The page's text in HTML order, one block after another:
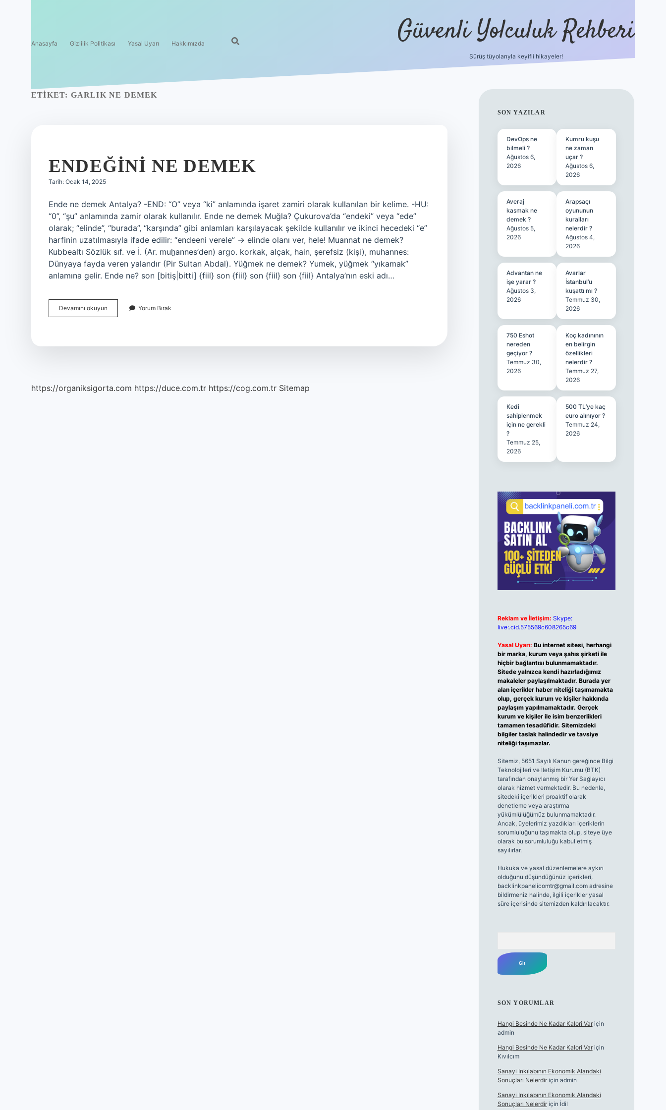
Anasayfa Gizlilik Politikası Yasal Uyarı Hakkımızda Güvenli Yolculuk Rehberi
Sürüş tüyolarıyla keyifli hikayeler!
ETIKET: GARLIK NE DEMEK
ENDEĞINI NE DEMEK
Tarih: Ocak 14, 2025
Ende ne demek Antalya? -END: “O” veya “ki” anlamında işaret zamiri olarak kullanılan bir kelime. -HU:
“0”, “şu” anlamında zamir olarak kullanılır. Ende ne demek Muğla? Çukurova’da “endeki” veya “ede”
olarak; “elinde”, “burada”, “karşında” gibi anlamları karşılayacak şekilde kullanılır ve ikinci hecedeki “e”
harfinin uzatılmasıyla ifade edilir: “endeeni verele” -> elinde olanı ver, hele! Muannat ne demek?
Kubbealtı Sözlük sıf. ve İ. (Ar. muḫanneѕ’den) argo. korkak, alçak, hain, şerefsiz (kişi), muhannes:
Dünyaya fayda veren yalandır (Pir Sultan Abdal). Yüğmek ne demek? Yumek, yüğmek “yıkamak”
anlamına gelir. Ende ne? son [bitiş|bitti] {fiil} son {fiil} son {fiil} son {fiil} Antalya’nın eski adı…
Devamını okuyun Endeğini
Ne
Yorum Bırak
https://organiksigorta.com https://duce.com.tr https://cog.com.tr Sitemap
SIDEBAR
SON YAZILAR
DevOps ne
bilmeli ?
Ağustos 6,
2026
Kumru kuşu
ne zaman
uçar ?
Ağustos 6,
2026
Averaj
kasmak ne
demek ?
Ağustos 5,
2026
Arapsaçı
oyununun
kuralları
nelerdir ?
Ağustos 4,
2026
Advantan ne
işe yarar ?
Ağustos 3,
2026
Avarlar
İstanbul’u
kuşattı mı ?
Temmuz 30,
2026
750 Eshot
nereden
geçiyor ?
Temmuz 30,
2026
Koç kadınının
en belirgin
özellikleri
nelerdir ?
Temmuz 27,
2026
Kedi
sahiplenmek
için ne gerekli
?
Temmuz 25,
2026
500 TL’ye kaç
euro alınıyor ?
Temmuz 24,
2026
Reklam ve İletişim: Skype:
live:.cid.575569c608265c69
Yasal Uyarı: Bu internet sitesi, herhangi
bir marka, kurum veya şahıs şirketi ile
hiçbir bağlantısı bulunmamaktadır.
Sitede yalnızca kendi hazırladığımız
makaleler paylaşılmaktadır. Burada yer
alan içerikler haber niteliği taşımamakta
olup, gerçek kurum ve kişiler hakkında
paylaşım yapılmamaktadır. Gerçek
kurum ve kişiler ile isim benzerlikleri
tamamen tesadüfidir. Sitemizdeki
bilgiler taslak halindedir ve tavsiye
niteliği taşımazlar.
Sitemiz, 5651 Sayılı Kanun gereğince Bilgi
Teknolojileri ve İletişim Kurumu (BTK)
tarafından onaylanmış bir Yer Sağlayıcı
olarak hizmet vermektedir. Bu nedenle,
sitedeki içerikleri proaktif olarak
denetleme veya araştırma
yükümlülüğümüz bulunmamaktadır.
Ancak, üyelerimiz yazdıkları içeriklerin
sorumluluğunu taşımakta olup, siteye üye
olarak bu sorumluluğu kabul etmiş
sayılırlar.
Hukuka ve yasal düzenlemelere aykırı
olduğunu düşündüğünüz içerikleri,
backlinkpanelicomtr@gmail.comadresine
bildirmeniz halinde, ilgili içerikler yasal
süre içerisinde sitemizden kaldırılacaktır.
SON YORUMLAR
Hangi Besinde Ne Kadar Kalori Variçin
admin
Hangi Besinde Ne Kadar Kalori Variçin
Kıvılcım
Sanayi Inkılabının Ekonomik Alandaki
Sonuçları Nelerdiriçin admin
Sanayi Inkılabının Ekonomik Alandaki
Sonuçları Nelerdiriçin İdil